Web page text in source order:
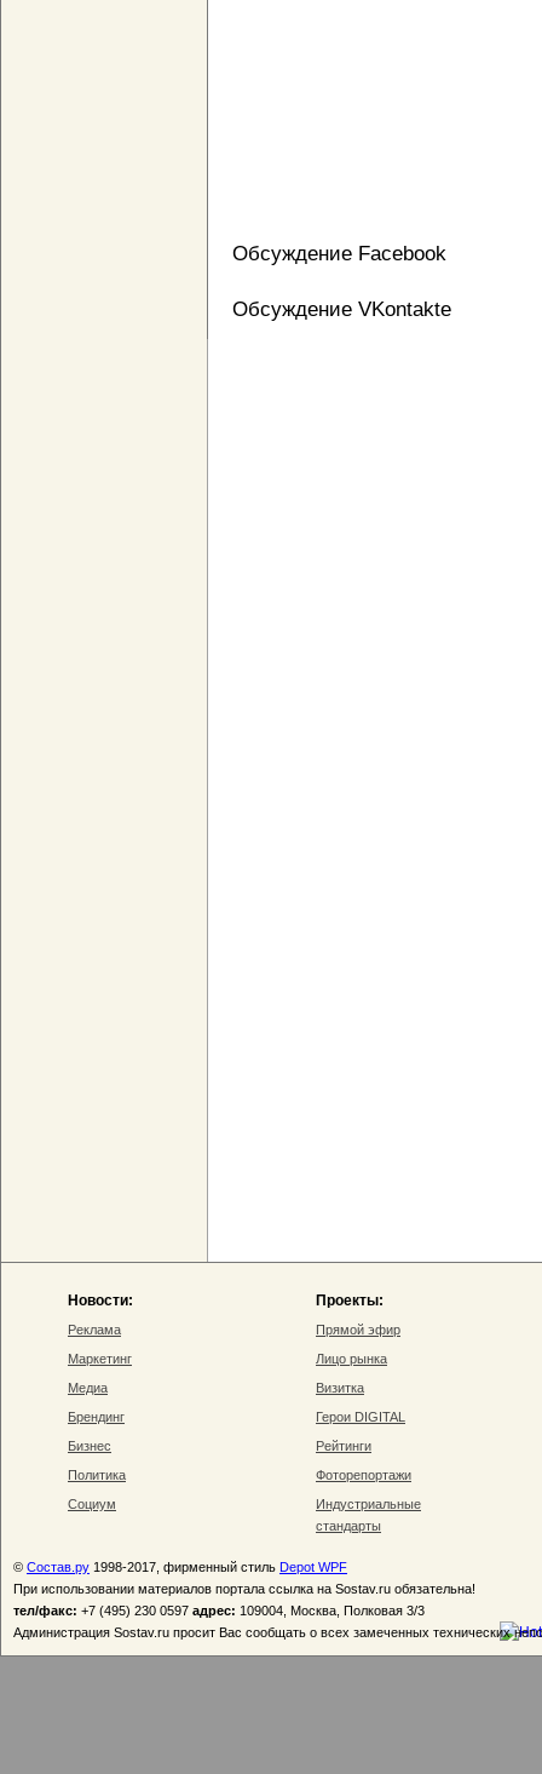
Обсуждение Facebook
Обсуждение VKontakte
Новости:
Реклама
Маркетинг
Медиа
Брендинг
Бизнес
Политика
Социум
Проекты:
Прямой эфир
Лицо рынка
Визитка
Герои DIGITAL
Рейтинги
Фоторепортажи
Индустриальные
стандарты
© Состав.ру 1998-2017, фирменный стиль Depot WPF
При использовании материалов портала ссылка на Sostav.ru обязательна!
тел/факс: +7 (495) 230 0597 адрес: 109004, Москва, Полковая 3/3
Администрация Sostav.ru просит Вас сообщать о всех замеченных технических